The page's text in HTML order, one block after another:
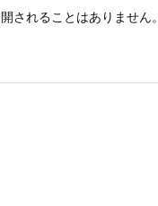
されることはありません。